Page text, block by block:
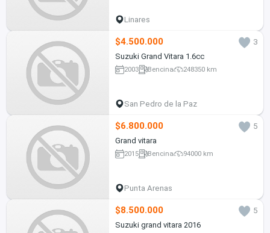
Linares
$4.500.000
3
Suzuki Grand Vitara 1.6cc
2003 Bencina 248350 km
San Pedro de la Paz
$6.800.000
5
Grand vitara
2015 Bencina 94000 km
Punta Arenas
$8.500.000
5
Suzuki grand vitara 2016